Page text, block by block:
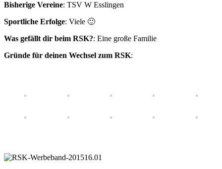
Bisherige Vereine: TSV W Esslingen
Sportliche Erfolge: Viele 🙂
Was gefällt dir beim RSK?: Eine große Familie
Gründe für deinen Wechsel zum RSK: